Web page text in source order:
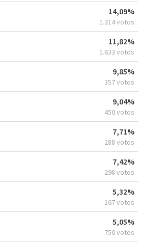
14,09%
1.314 votos
11,82%
1.633 votos
9,85%
357 votos
9,04%
450 votos
7,71%
288 votos
7,42%
298 votos
5,32%
167 votos
5,05%
750 votos